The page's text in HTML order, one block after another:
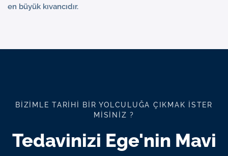
en büyük kıvancıdır.
BIZIMLE TARIHI BIR YOLCULUĞA ÇIKMAK İSTER
MISINIZ ?
Tedavinizi Ege'nin Mavi